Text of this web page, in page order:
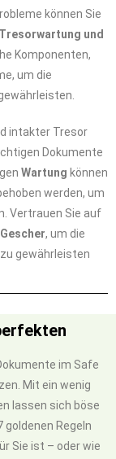
können Sie
Tresorwartung und
Komponenten,
um die
intakter Tresor
Dokumente
Wartung können
werden, um
Vertrauen Sie auf
, um die
gewährleisten
im Safe
Mit ein wenig
lassen sich böse
goldenen Regeln
Sie ist – oder wie